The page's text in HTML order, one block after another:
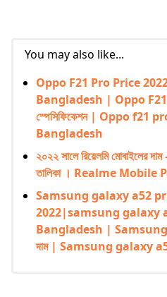
You may also like...
Oppo F21 Pro Price
Bangladesh | Oppo F21
স্পেসিফিকেশন | Oppo f21
Bangladesh
২০২২ সালে রিয়েলমি মোবাইলের
তালিকা । Realme
Samsung galaxy a52
2022|samsung galaxy
Bangladesh | Samsung
দাম | Samsung galaxy